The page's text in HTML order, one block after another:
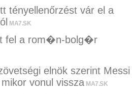
tényellenőrzést vár el a
MA7.SK
fel a rom�n-bolg�r
elnök szerint Messi
vonul vissza MA7.SK